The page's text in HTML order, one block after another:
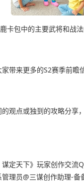
卡包中的主要武将和战法
带来更多的S2赛季前瞻
观点或独到的攻略分享
定天下》玩家创作交流
理员@三谋创作助理-备